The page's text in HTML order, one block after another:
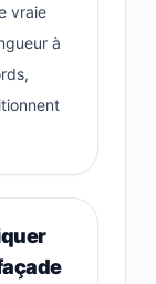
vraie
à